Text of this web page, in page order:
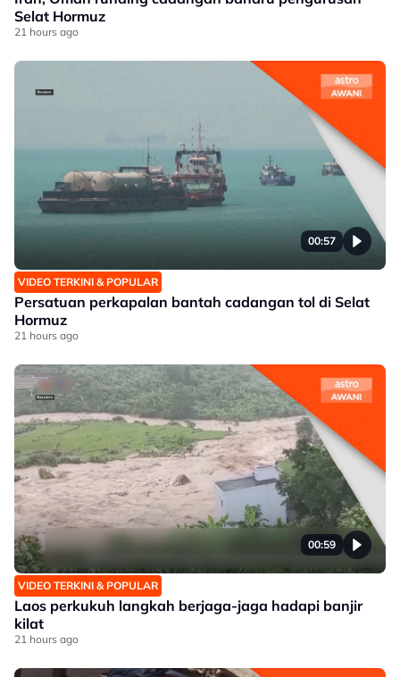
Selat Hormuz
21 hours ago
00:57
VIDEO TERKINI & POPULAR
Persatuan perkapalan bantah cadangan tol di Selat
Hormuz
21 hours ago
00:59
VIDEO TERKINI & POPULAR
Laos perkukuh langkah berjaga-jaga hadapi banjir
kilat
21 hours ago